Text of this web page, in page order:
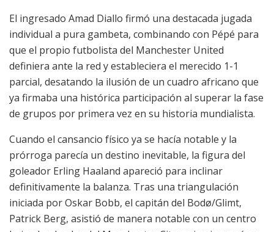
El ingresado Amad Diallo firmó una destacada jugada
individual a pura gambeta, combinando con Pépé para
que el propio futbolista del Manchester United
definiera ante la red y estableciera el merecido 1-1
parcial, desatando la ilusión de un cuadro africano que
ya firmaba una histórica participación al superar la fase
de grupos por primera vez en su historia mundialista.
Cuando el cansancio físico ya se hacía notable y la
prórroga parecía un destino inevitable, la figura del
goleador Erling Haaland apareció para inclinar
definitivamente la balanza. Tras una triangulación
iniciada por Oskar Bobb, el capitán del Bodø/Glimt,
Patrick Berg, asistió de manera notable con un centro